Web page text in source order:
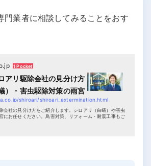
門業者に相談してみることをおす
1 Pocket
アリ駆除会社の見分け方
）・害虫駆除対策の雨宮
shiroari/shiroari_extermination.html
会社の見分け方をご紹介します。シロアリ（白蟻）や害虫
にお任せください。鳥害対策、リフォーム・耐震工事もご